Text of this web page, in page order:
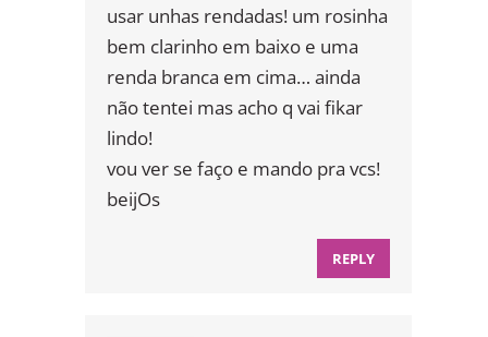
usar unhas rendadas! um rosinha
bem clarinho em baixo e uma
renda branca em cima… ainda
não tentei mas acho q vai fikar
lindo!
vou ver se faço e mando pra vcs!
beijOs
REPLY